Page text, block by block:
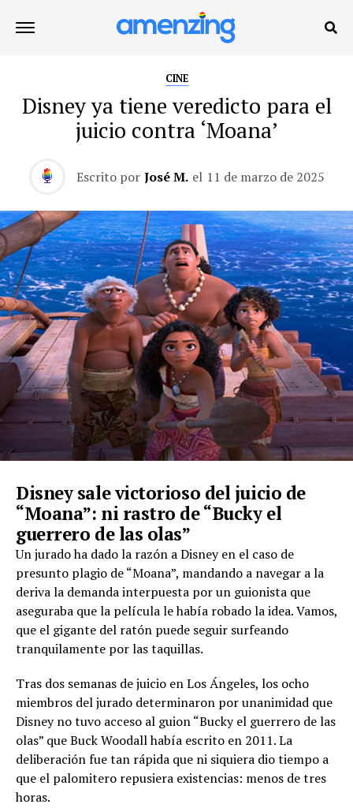
CINE
Disney ya tiene veredicto para el
juicio contra ‘Moana’
Escrito por José M. el 11 de marzo de 2025
Disney sale victorioso del juicio de
“Moana”: ni rastro de “Bucky el
guerrero de las olas”
Un jurado ha dado la razón a Disney en el caso de
presunto plagio de “Moana”, mandando a navegar a la
deriva la demanda interpuesta por un guionista que
aseguraba que la película le había robado la idea. Vamos,
que el gigante del ratón puede seguir surfeando
tranquilamente por las taquillas.
Tras dos semanas de juicio en Los Ángeles, los ocho
miembros del jurado determinaron por unanimidad que
Disney no tuvo acceso al guion “Bucky el guerrero de las
olas” que Buck Woodall había escrito en 2011. La
deliberación fue tan rápida que ni siquiera dio tiempo a
que el palomitero repusiera existencias: menos de tres
horas.